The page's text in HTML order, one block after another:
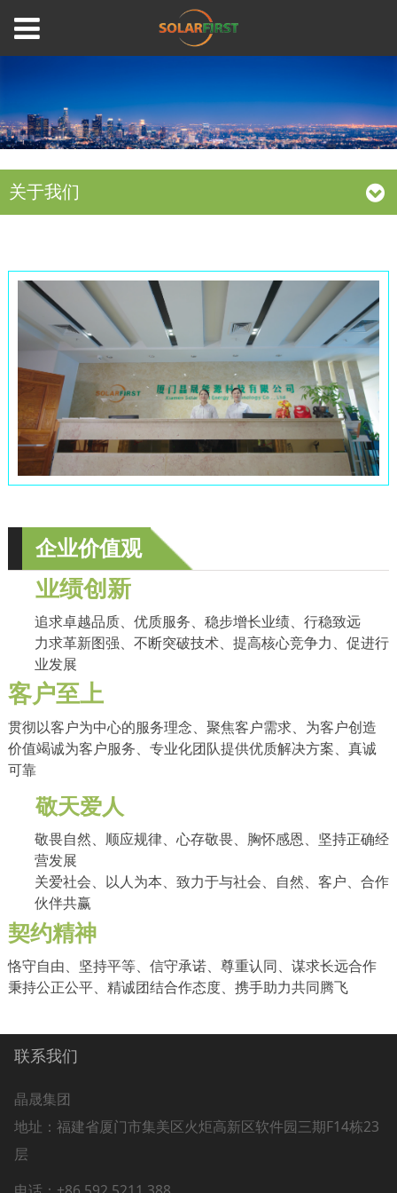
关于我们
我们的企业理念
新能源，新世界
企业价值观
业绩创新
追求卓越品质、优质服务、稳步增长业绩、行稳致远
力求革新图强、不断突破技术、提高核心竞争力、促进行
业发展
客户至上
贯彻以客户为中心的服务理念、聚焦客户需求、为客户创造
价值竭诚为客户服务、专业化团队提供优质解决方案、真诚
可靠
敬天爱人
敬畏自然、顺应规律、心存敬畏、胸怀感恩、坚持正确经
营发展
关爱社会、以人为本、致力于与社会、自然、客户、合作
伙伴共赢
契约精神
恪守自由、坚持平等、信守承诺、尊重认同、谋求长远合作
秉持公正公平、精诚团结合作态度、携手助力共同腾飞
联系我们
晶晟集团
地址： 福建省厦门市集美区火炬高新区软件园三期F14栋23
层